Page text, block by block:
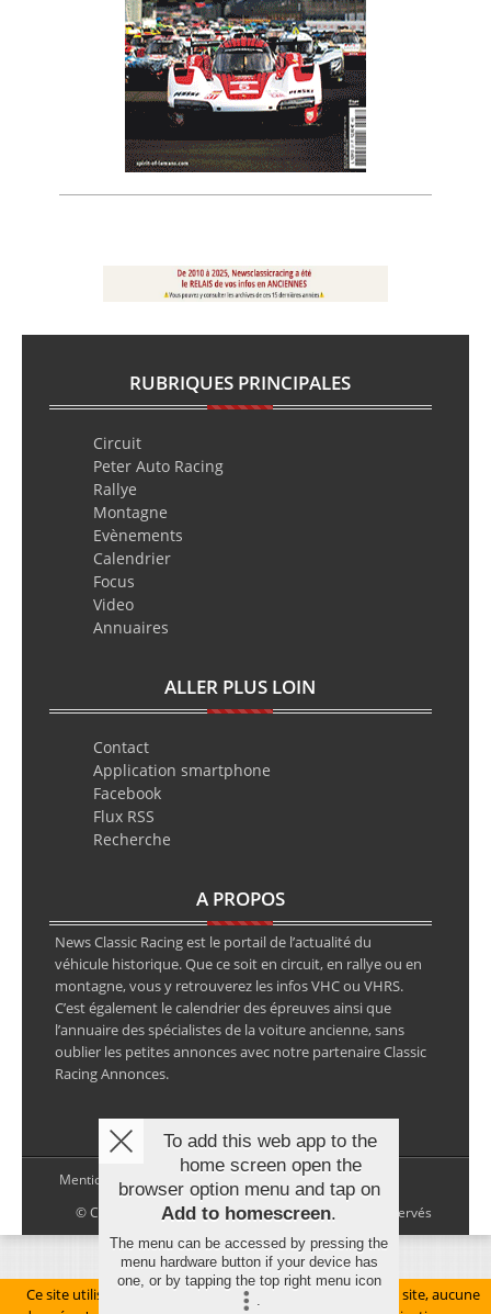
RUBRIQUES PRINCIPALES
Circuit
Peter Auto Racing
Rallye
Montagne
Evènements
Calendrier
Focus
Video
Annuaires
ALLER PLUS LOIN
Contact
Application smartphone
Facebook
Flux RSS
Recherche
A PROPOS
News Classic Racing est le portail de l’actualité du
véhicule historique. Que ce soit en circuit, en rallye ou en
montagne, vous y retrouverez les infos VHC ou VHRS.
C’est également le calendrier des épreuves ainsi que
l’annuaire des spécialistes de la voiture ancienne, sans
oublier les petites annonces avec notre partenaire Classic
Racing Annonces.
Mentions légales
© Copyright 2026 NewsClassicRacing, tous droits réservés
Ce site utilise des cookies pour le bon fonctionnement du site, aucune
To add this web app to the
home screen open the
browser option menu and tap on
Add to homescreen.
The menu can be accessed by pressing the
menu hardware button if your device has
one, or by tapping the top right menu icon